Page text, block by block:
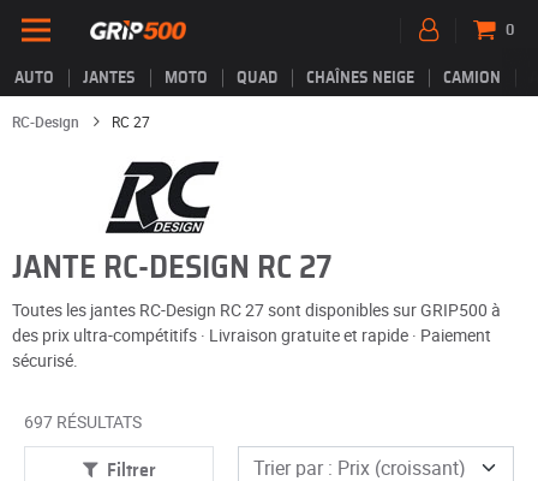
AUTO JANTES MOTO QUAD CHAÎNES NEIGE CAMION
0
RC-Design RC 27
JANTE RC-DESIGN RC 27
Toutes les jantes RC-Design RC 27 sont disponibles sur GRIP500 à
des prix ultra-compétitifs · Livraison gratuite et rapide · Paiement
sécurisé.
697 RÉSULTATS
Filtrer